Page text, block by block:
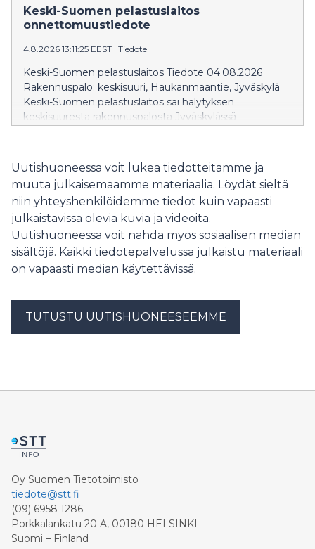
Kysessä oli liedelle kärähtäneet ruoat. Varsinaista paloa
ei ollut, eikä tilanteesta aiheutunut henkilövahinkoja.
112
Keski-Suomen pelastuslaitos
onnettomuustiedote
4.8.2026 13:11:25 EEST | Tiedote
Keski-Suomen pelastuslaitos Tiedote 04.08.2026
Rakennuspalo: keskisuuri, Haukanmaantie, Jyväskylä
Keski-Suomen pelastuslaitos sai hälytyksen
keskisuuresta rakennuspalosta Jyväskylässä
rasvapalo, joka saatiin sammumaan
alkusammutuksella ennen pelastuslaitoksen
saapumista. Pelastuslaitoksen tehtäväksi jäi tilojen
varmistus. Lisätietoja: päivystävältä palomestarilta puh.
0500 542 112
Uutishuoneessa voit lukea tiedotteitamme ja
muuta julkaisemaamme materiaalia. Löydät sieltä
niin yhteyshenkilöidemme tiedot kuin vapaasti
julkaistavissa olevia kuvia ja videoita.
Uutishuoneessa voit nähdä myös sosiaalisen median
sisältöjä. Kaikki tiedotepalvelussa julkaistu materiaali
on vapaasti median käytettävissä.
TUTUSTU UUTISHUONEESEEMME
Oy Suomen Tietotoimisto
tiedote@stt.fi
(09) 6958 1286
Porkkalankatu 20 A, 00180 HELSINKI
Suomi – Finland